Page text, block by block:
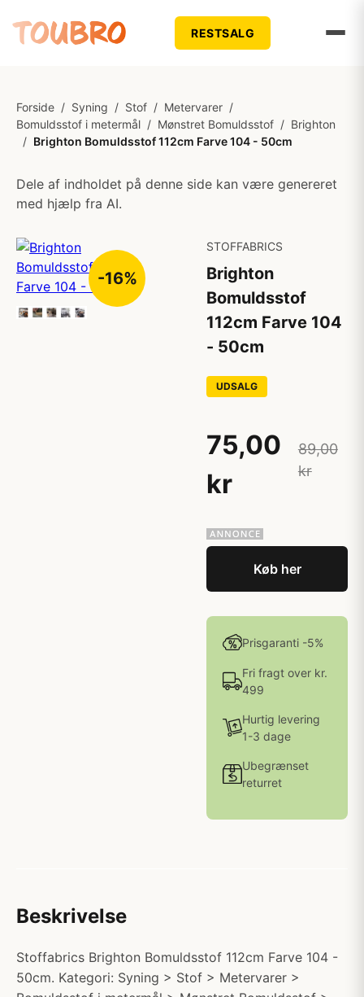
RESTSALG
Forside / Syning / Stof / Metervarer /
Bomuldsstof i metermål / Mønstret Bomuldsstof / Brighton
/ Brighton Bomuldsstof 112cm Farve 104 - 50cm
Dele af indholdet på denne side kan være genereret
med hjælp fra AI.
-16%
STOFFABRICS
Brighton
Bomuldsstof
112cm Farve 104
- 50cm
UDSALG
75,00
kr
89,00
kr
Køb her
Prisgaranti -5%
Fri fragt over kr.
499
Hurtig levering
1-3 dage
Ubegrænset
returret
Beskrivelse
Stoffabrics Brighton Bomuldsstof 112cm Farve 104 -
50cm. Kategori: Syning > Stof > Metervarer >